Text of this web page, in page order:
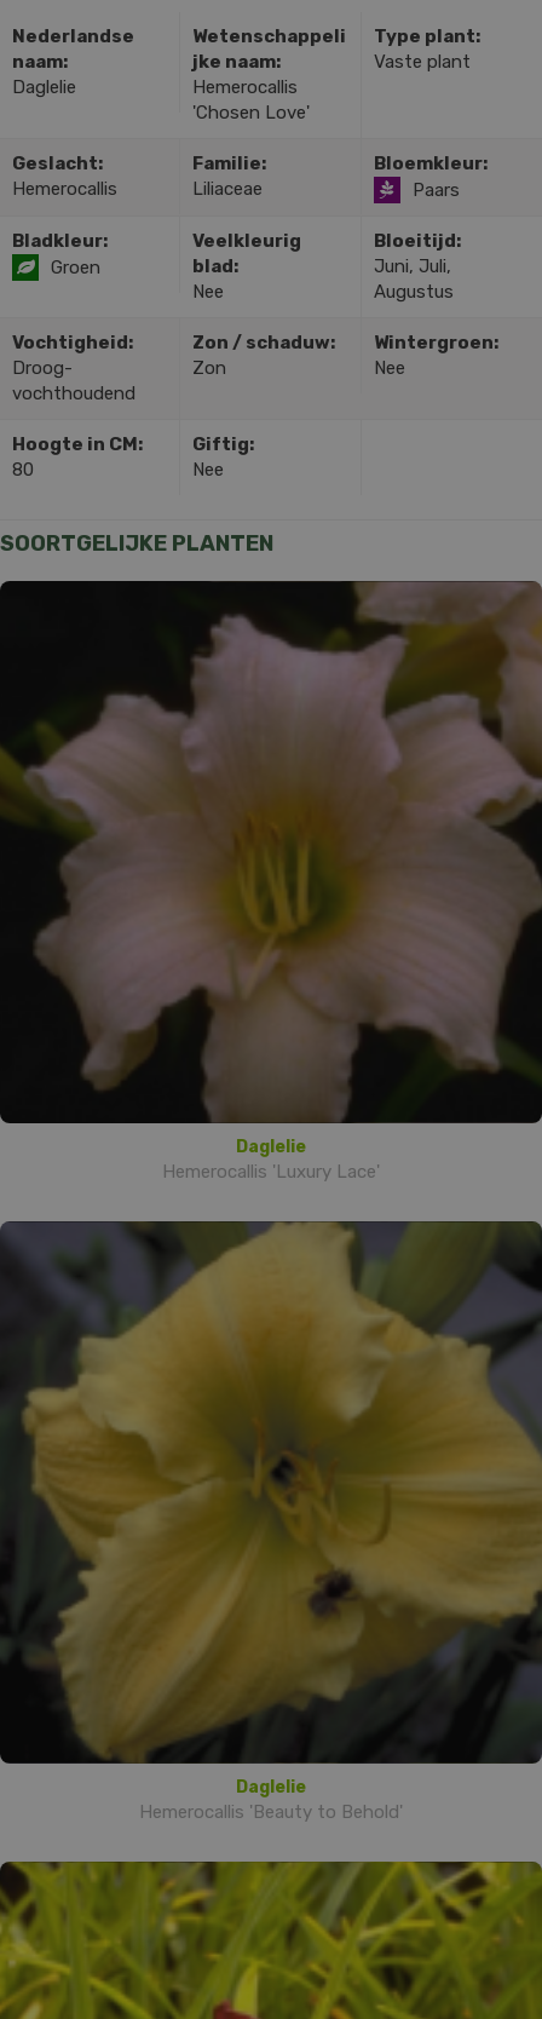
Nederlandse
naam:
Daglelie
Wetenschappeli
jke naam:
Hemerocallis
'Chosen Love'
Type plant:
Vaste plant
Geslacht:
Hemerocallis
Familie:
Liliaceae
Bloemkleur:
Paars
Bladkleur:
Groen
Veelkleurig
blad:
Nee
Bloeitijd:
Juni, Juli,
Augustus
Vochtigheid:
Droog-
vochthoudend
Zon / schaduw:
Zon
Wintergroen:
Nee
Hoogte in CM:
80
Giftig:
Nee
SOORTGELIJKE PLANTEN
Daglelie
Hemerocallis 'Luxury Lace'
Daglelie
Hemerocallis 'Beauty to Behold'